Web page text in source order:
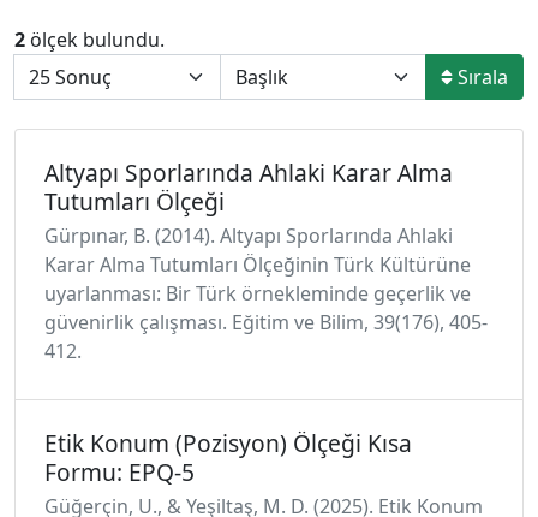
2 ölçek bulundu.
Sırala
Altyapı Sporlarında Ahlaki Karar Alma
Tutumları Ölçeği
Gürpınar, B. (2014). Altyapı Sporlarında Ahlaki
Karar Alma Tutumları Ölçeğinin Türk Kültürüne
uyarlanması: Bir Türk örnekleminde geçerlik ve
güvenirlik çalışması. Eğitim ve Bilim, 39(176), 405-
412.
Etik Konum (Pozisyon) Ölçeği Kısa
Formu: EPQ-5
Güğerçin, U., & Yeşiltaş, M. D. (2025). Etik Konum